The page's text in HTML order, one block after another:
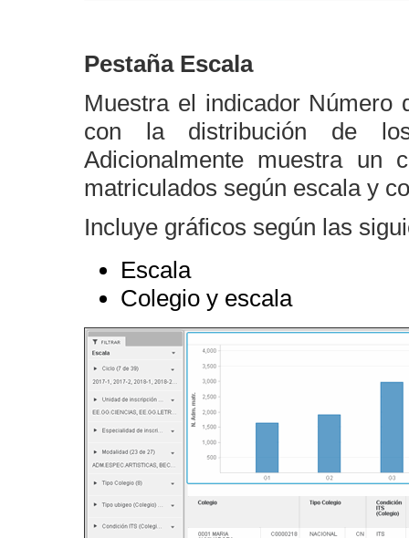
Pestaña Escala
Muestra el indicador Número
con la distribución de los
Adicionalmente muestra un
matriculados según escala y
Incluye gráficos según las
Escala
Colegio y escala